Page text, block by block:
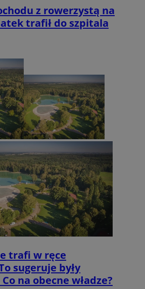
z rowerzystą na
trafił do szpitala
trafi w ręce
sugeruje były
na obecne władze?